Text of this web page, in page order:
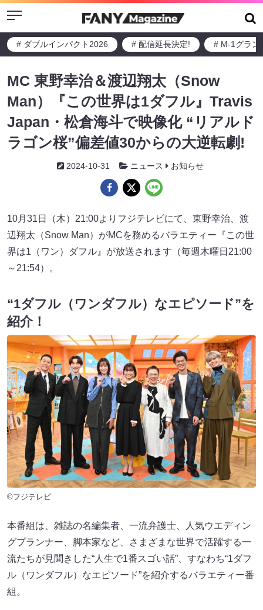
Menu
# ダブルインパクト2026 # 配信延長決定! # M-1グラン
MC 東野幸治＆渡辺翔太（Snow
Man）『この世界は1ダフル』Travis
Japan・松倉海斗で映像化 “リアルド
ラゴン桜”偏差値30からの大逆転劇!
2024-10-31 ニュース お知らせ
10月31日（木）21:00よりフジテレビにて、東野幸治、渡
辺翔太（Snow Man）がMCを務めるバラエティー『この世
界は1（ワン）ダフル』が放送されます（毎週木曜日21:00
～21:54）。
“1ダフル（ワンダフル）なエピソード”を
紹介！
©フジテレビ
本番組は、雑誌の名編集者、一流弁護士、人気ウエディン
グプランナー、脚本家など、さまざまな世界で活躍する一
流たちが見聞きした“人生で1番スゴい話”、すなわち“1ダフ
ル（ワンダフル）なエピソード”を紹介するバラエティー番
組。